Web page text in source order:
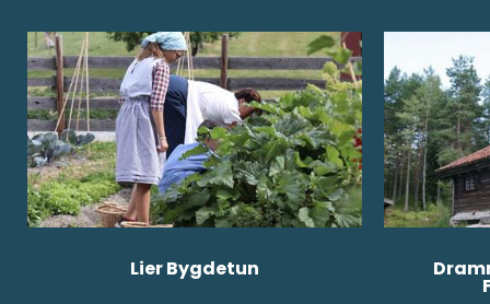
Lier Bygdetun